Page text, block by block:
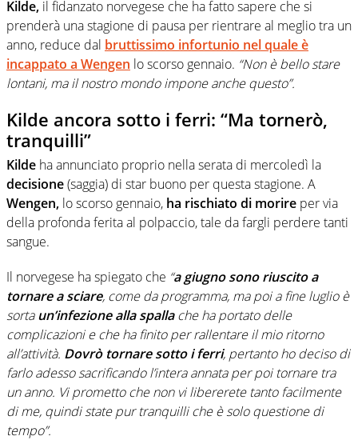
Kilde, il fidanzato norvegese che ha fatto sapere che si
prenderà una stagione di pausa per rientrare al meglio tra un
anno, reduce dal bruttissimo infortunio nel quale è
incappato a Wengen lo scorso gennaio. “Non è bello stare
lontani, ma il nostro mondo impone anche questo”.
Kilde ancora sotto i ferri: “Ma tornerò,
tranquilli”
Kilde ha annunciato proprio nella serata di mercoledì la
decisione(saggia) di star buono per questa stagione. A
Wengen, lo scorso gennaio, ha rischiato di morire per via
della profonda ferita al polpaccio, tale da fargli perdere tanti
sangue.
Il norvegese ha spiegato che “a giugno sono riuscito a
tornare a sciare, come da programma, ma poi a fine luglio è
sortaun’infezione alla spallache ha portato delle
complicazioni e che ha finito per rallentare il mio ritorno
all’attività. Dovrò tornare sotto i ferri, pertanto ho deciso di
farlo adesso sacrificando l’intera annata per poi tornare tra
un anno. Vi prometto che non vi libererete tanto facilmente
di me, quindi state pur tranquilli che è solo questione di
tempo”.